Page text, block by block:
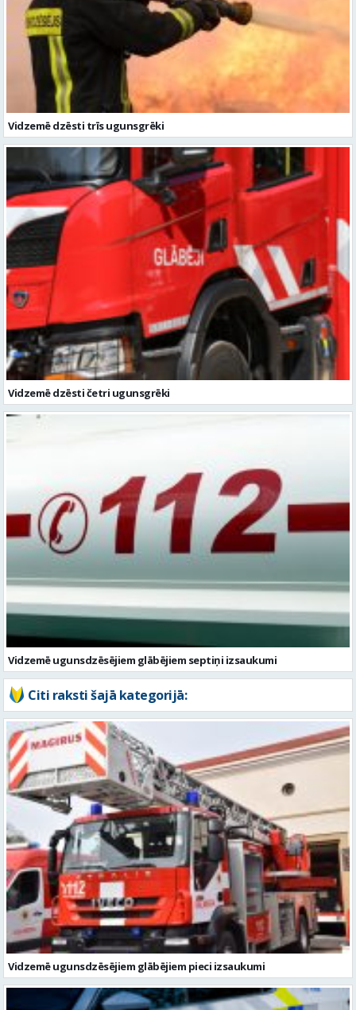
Vidzemē dzēsti trīs ugunsgrēki
Vidzemē dzēsti četri ugunsgrēki
Vidzemē ugunsdzēsējiem glābējiem septiņi izsaukumi
Citi raksti šajā kategorijā:
Vidzemē ugunsdzēsējiem glābējiem pieci izsaukumi